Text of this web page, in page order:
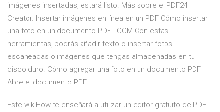
imágenes insertadas, estará listo. Más sobre el PDF24
Creator. Insertar imágenes en línea en un PDF Cómo insertar
una foto en un documento PDF - CCM Con estas
herramientas, podrás añadir texto o insertar fotos
escaneadas o imágenes que tengas almacenadas en tu
disco duro. Cómo agregar una foto en un documento PDF
Abre el documento PDF …
Este wikiHow te enseñará a utilizar un editor gratuito de PDF